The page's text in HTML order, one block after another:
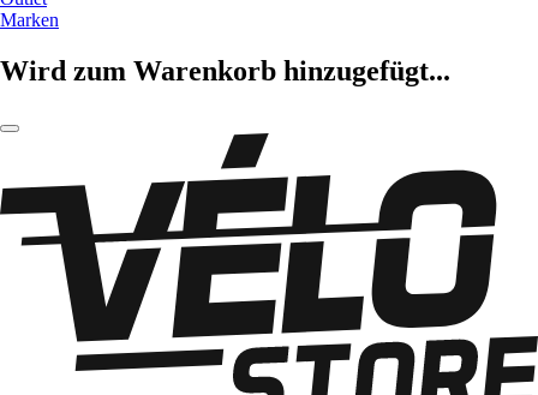
Marken
Wird zum Warenkorb hinzugefügt...